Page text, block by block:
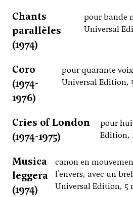
Chants
parallèles
(1974)
pour bande
Universal
Coro
(1974-
1976)
pour quarante
Universal Edition,
Cries of London
(1974-1975)
pour
Edition,
Musica
leggera
(1974)
canon en
l'envers, avec un
Universal Edition, 5